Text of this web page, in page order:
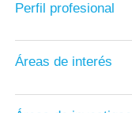
Perfil profesional
Áreas de interés